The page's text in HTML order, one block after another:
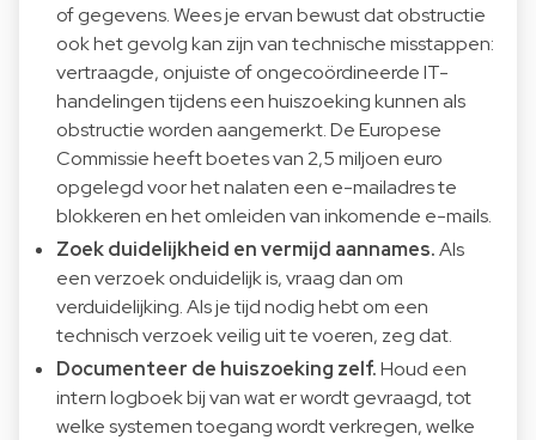
of gegevens. Wees je ervan bewust dat obstructie
ook het gevolg kan zijn van technische misstappen:
vertraagde, onjuiste of ongecoördineerde IT-
handelingen tijdens een huiszoeking kunnen als
obstructie worden aangemerkt. De Europese
Commissie heeft boetes van 2,5 miljoen euro
opgelegd voor het nalaten een e-mailadres te
blokkeren en het omleiden van inkomende e-mails.
Zoek duidelijkheid en vermijd aannames.Als
een verzoek onduidelijk is, vraag dan om
verduidelijking. Als je tijd nodig hebt om een
technisch verzoek veilig uit te voeren, zeg dat.
Documenteer de huiszoeking zelf.Houd een
intern logboek bij van wat er wordt gevraagd, tot
welke systemen toegang wordt verkregen, welke